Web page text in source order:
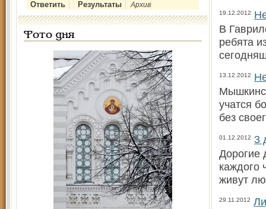
Архив
Фото дня
19.12.2012
В
ребята
13.12.2012
учатся
без
01.12.2012
3
Дорогие
каждого
живут
29.11.2012